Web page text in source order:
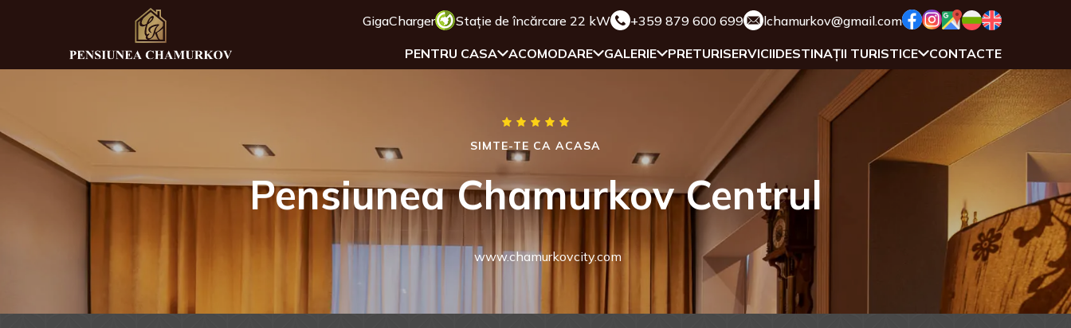
GigaCharger Stație de încărcare 22 kW +359 879 600 699 lchamurkov@gmail.com
PENTRU CASA ACOMODARE GALERIE PRETURISERVICIIDESTINAȚII TURISTICE CONTACTE
SIMTE-TE CA ACASA
Pensiunea Chamurkov Centrul
www.chamurkovcity.com